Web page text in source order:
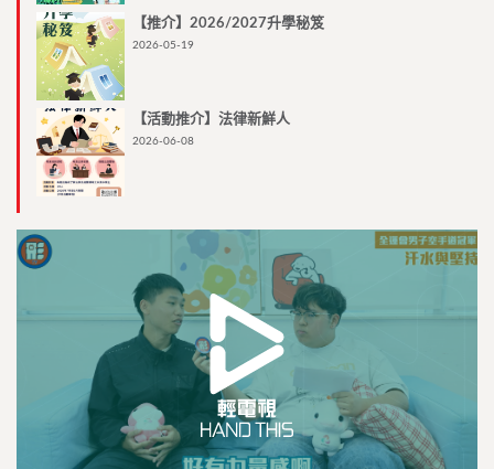
【推介】2026/2027升學秘笈
2026-05-19
【活動推介】法律新鮮人
2026-06-08